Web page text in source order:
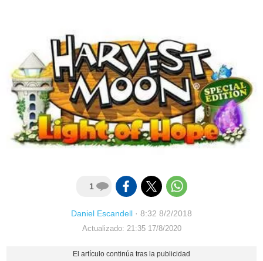
1
Daniel Escandell · 8:32 8/2/2018
Actualizado: 21:35 17/8/2020